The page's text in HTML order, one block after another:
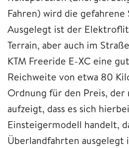
Fahren) wird die
Ausgelegt ist der
Terrain, aber auch im
KTM Freeride E-XC eine
Reichweite von etwa 80
Ordnung für den Preis,
aufzeigt, dass es sich
Einsteigermodell handelt,
Überlandfahrten ausgelegt